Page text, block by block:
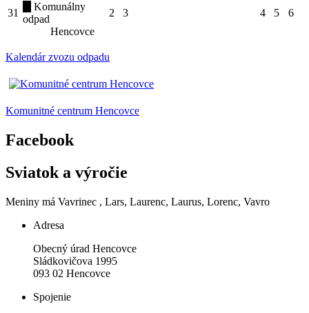
31
Komunálny
odpad
Hencovce
2 3 4 5 6
Kalendár zvozu odpadu
Komunitné centrum Hencovce
Facebook
Sviatok a výročie
Meniny má Vavrinec , Lars, Laurenc, Laurus, Lorenc, Vavro
Adresa
Obecný úrad Hencovce
Sládkovičova 1995
093 02 Hencovce
Spojenie